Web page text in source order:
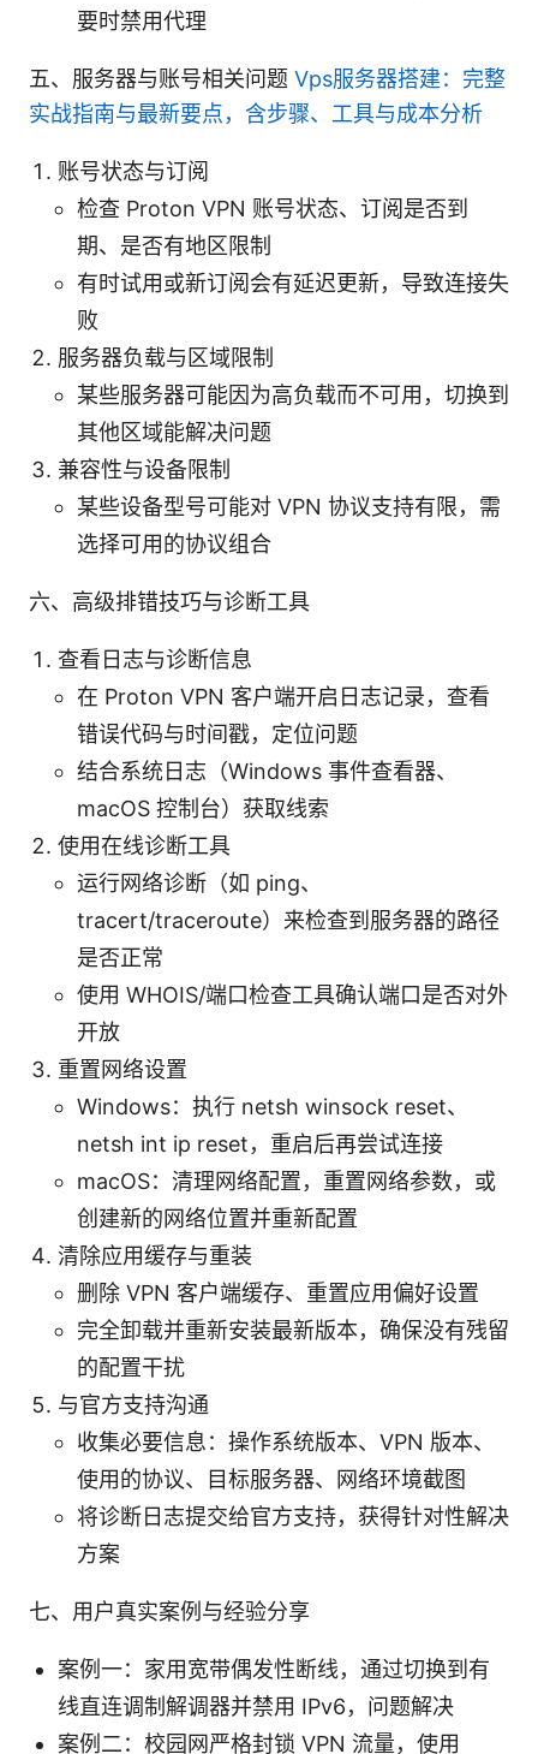
要时禁用代理
五、服务器与账号相关问题 Vps服务器搭建：完整
实战指南与最新要点，含步骤、工具与成本分析
账号状态与订阅
检查 Proton VPN 账号状态、订阅是否到
期、是否有地区限制
有时试用或新订阅会有延迟更新，导致连接失
败
服务器负载与区域限制
某些服务器可能因为高负载而不可用，切换到
其他区域能解决问题
兼容性与设备限制
某些设备型号可能对 VPN 协议支持有限，需
选择可用的协议组合
六、高级排错技巧与诊断工具
查看日志与诊断信息
在 Proton VPN 客户端开启日志记录，查看
错误代码与时间戳，定位问题
结合系统日志（Windows 事件查看器、
macOS 控制台）获取线索
使用在线诊断工具
运行网络诊断（如 ping、
tracert/traceroute）来检查到服务器的路径
是否正常
使用 WHOIS/端口检查工具确认端口是否对外
开放
重置网络设置
Windows：执行 netsh winsock reset、
netsh int ip reset，重启后再尝试连接
macOS：清理网络配置，重置网络参数，或
创建新的网络位置并重新配置
清除应用缓存与重装
删除 VPN 客户端缓存、重置应用偏好设置
完全卸载并重新安装最新版本，确保没有残留
的配置干扰
与官方支持沟通
收集必要信息：操作系统版本、VPN 版本、
使用的协议、目标服务器、网络环境截图
将诊断日志提交给官方支持，获得针对性解决
方案
七、用户真实案例与经验分享
案例一：家用宽带偶发性断线，通过切换到有
线直连调制解调器并禁用 IPv6，问题解决
案例二：校园网严格封锁 VPN 流量，使用